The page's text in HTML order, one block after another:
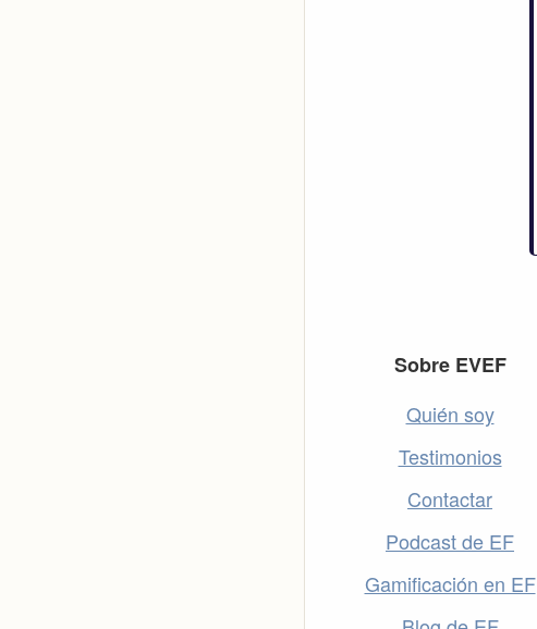
FooterSobre EVEF
Quién soy
Testimonios
Contactar
Podcast de EF
Gamificación en EF